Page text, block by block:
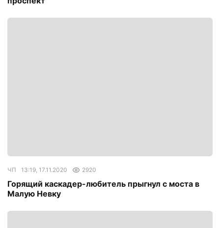
ЧП 13:19, 17.11.2020 2920
Горящий каскадер-любитель прыгнул с моста в
Малую Невку